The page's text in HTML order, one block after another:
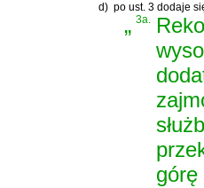
d) po ust. 3 dodaje
„3a.
górę